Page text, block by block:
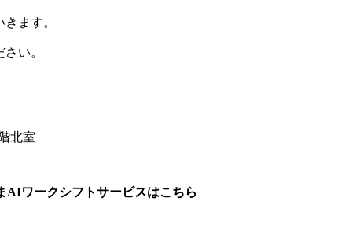
ます。
い。
北室
AIワークシフトサービスはこちら